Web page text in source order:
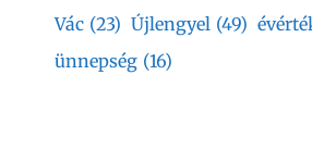
Vác (23) Újlengyel (49)
ünnepség (16)